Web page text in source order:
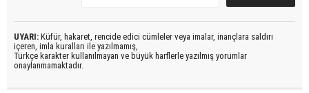
UYARI: Küfür, hakaret, rencide edici cümleler veya imalar, inançlara saldırı
içeren, imla kuralları ile yazılmamış,
Türkçe karakter kullanılmayan ve büyük harflerle yazılmış yorumlar
onaylanmamaktadır.